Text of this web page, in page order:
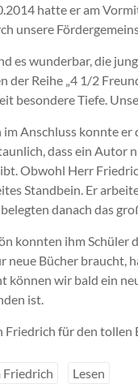
hatte er am
unsere
es wunderbar, die
der Reihe „4 1/2
besondere Tiefe.
im Anschluss konnte
dass ein Autor
Obwohl Herr
Standbein. Er
danach das
konnten ihm Schüler
neue Bücher braucht,
können wir bald ein
ist.
Friedrich für den tollen
Friedrich Lesen